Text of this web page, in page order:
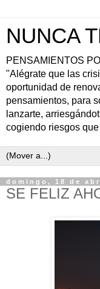
NUNCA
PENSAMIENTOS
"Alégrate que las
oportunidad de
pensamientos, para
lanzarte,
cogiendo riesgos
domingo, 18 de
SE FELIZ